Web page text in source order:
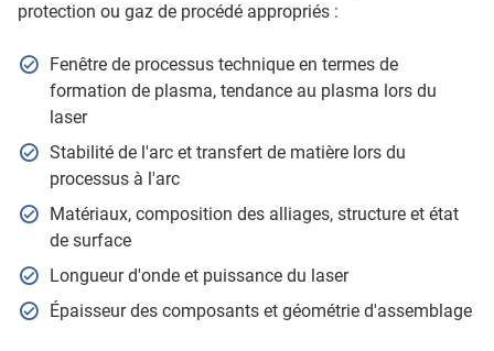
protection ou gaz de procédé appropriés :
Fenêtre de processus technique en termes de
formation de plasma, tendance au plasma lors du
laser
Stabilité de l'arc et transfert de matière lors du
processus à l'arc
Matériaux, composition des alliages, structure et état
de surface
Longueur d'onde et puissance du laser
Épaisseur des composants et géométrie d'assemblage